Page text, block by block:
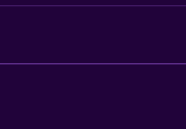
General